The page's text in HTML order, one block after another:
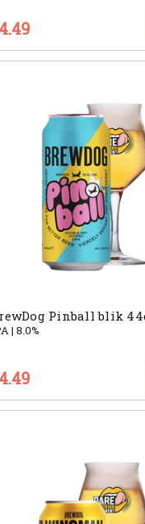
Pinball blik
| 8.0%